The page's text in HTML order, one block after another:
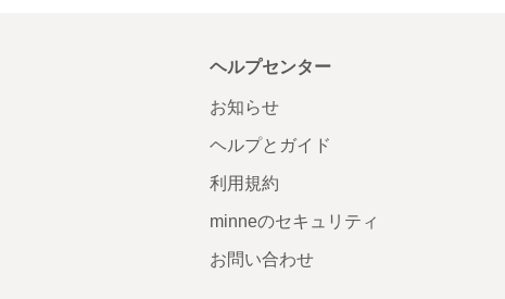
ヘルプセンター
お知らせ
ヘルプとガイド
利用規約
minneのセキュリティ
お問い合わせ